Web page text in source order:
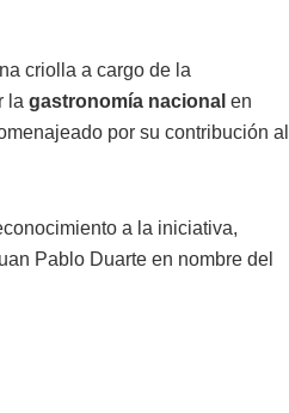
criolla a cargo de la
la gastronomía nacional en
por su contribución al
a la iniciativa,
Pablo Duarte en nombre del